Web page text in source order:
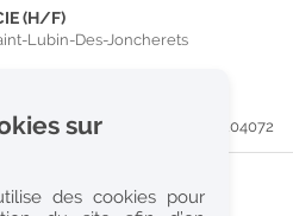
(H/F)
Lubin-Des-Joncherets
#204072
Sur-Eure
sur
des cookies pour